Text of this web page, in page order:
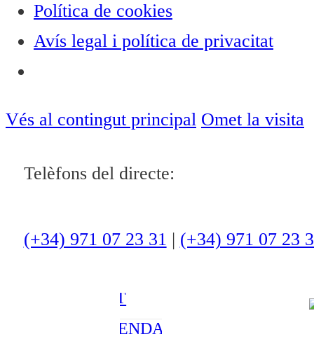
Política de cookies
Avís legal i política de privacitat
Vés al contingut principal Omet la visita
Telèfons del directe:
(+34) 971 07 23 31 | (+34) 971 07 23
ACTUALITAT
OCI
ENTREVISTES
AMBIENT
AGENDA